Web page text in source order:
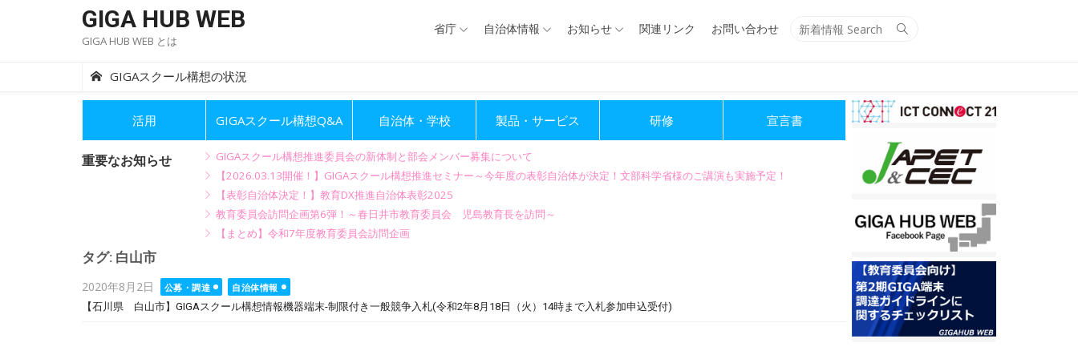
GIGA HUB WEB
GIGA HUB WEB とは
Search
省庁 自治体情報 お知らせ 関連リンク お問い合わせ
GIGAスクール構想の状況
活用 GIGAスクール構想Q&A 自治体・学校 製品・サービス 研修 宣言書
重要なお知らせ
GIGAスクール構想推進委員会の新体制と部会メンバー募集について
【2026.03.13開催！】GIGAスクール構想推進セミナー～今年度の表彰自治体が決定！文部科学省様のご講演も実施予定！
【表彰自治体決定！】教育DX推進自治体表彰2025
教育委員会訪問企画第6弾！～春日井市教育委員会 児島教育長を訪問～
【まとめ】令和7年度教育委員会訪問企画
タグ: 白山市
Posted
on
2020年8月2日 公募・調達
自治体情報
【石川県 白山市】GIGAスクール構想情報機器端末-制限付き一般競争入札(令和2年8月18日（火）14時まで入札参加申込受付)